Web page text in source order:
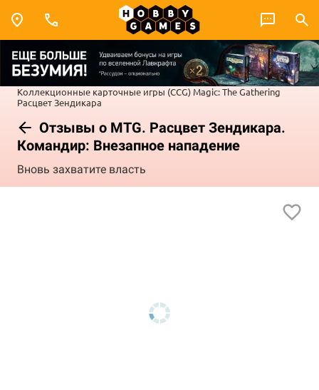
Коллекционные карточные игры (CCG) Magic: The Gathering
Расцвет Зендикара
Отзывы о MTG. Расцвет Зендикара.
Командир: Внезапное нападение
Вновь захватите власть